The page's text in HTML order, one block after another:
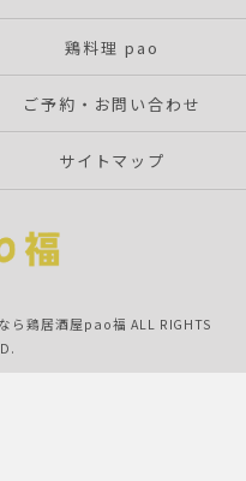
鶏料理 pao
ご予約・お問い合わせ
サイトマップ
ら鶏居酒屋pao福 ALL RIGHTS